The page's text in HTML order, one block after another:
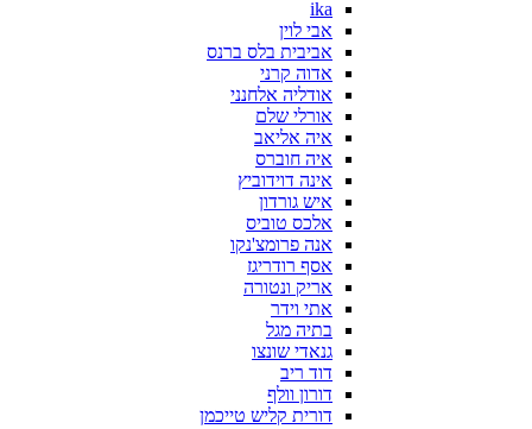
ika
אבי לוין
אביבית בלס ברנס
אדוה קרני
אודליה אלחנני
אורלי שלם
איה אליאב
איה חוברס
אינה דוידוביץ
איש גורדון
אלכס טוביס
אנה פרומצ'נקו
אסף רודריגז
אריק ונטורה
אתי וידר
בתיה מגל
גנאדי שונצו
דוד ריב
דורון וולף
דורית קליש טייכמן